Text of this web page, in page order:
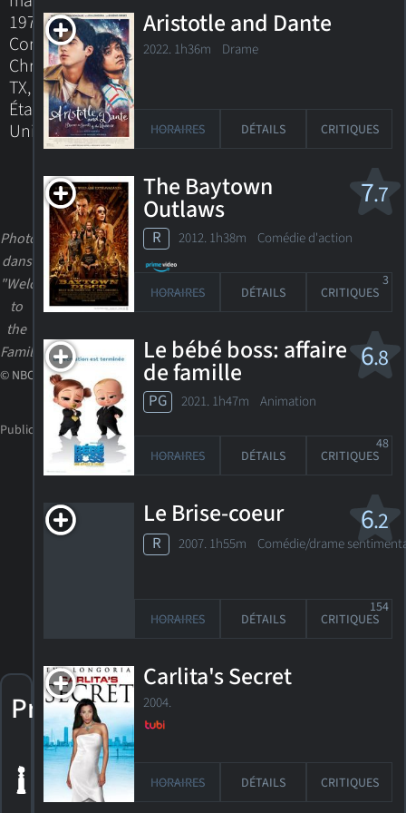
1975
Corpus
Christi,
TX,
États-
Unis
Photo
dans
"Welcome
to
the
Family"
© NBC
Prix
1 nomination
aux Golden
Globes
Aristotle and Dante
2022. 1h36m Drame
HORAIRES DÉTAILS CRITIQUES
7.7
The Baytown
Outlaws
R 2012. 1h38m Comédie d'action
HORAIRES DÉTAILS CRITIQUES
3
6.8
Le bébé boss: affaire
de famille
PG 2021. 1h47m Animation
HORAIRES DÉTAILS CRITIQUES
48
6.2
Le Brise-coeur
R 2007. 1h55m Comédie/drame
HORAIRES DÉTAILS CRITIQUES
154
Carlita's Secret
2004.
HORAIRES DÉTAILS CRITIQUES